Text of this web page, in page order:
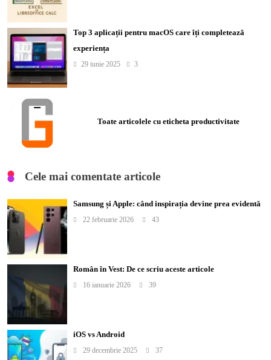
Top 3 aplicații pentru macOS care îți completează
experiența
29 iunie 2025 3
Toate articolele cu eticheta productivitate
Cele mai comentate articole
Samsung și Apple: când inspirația devine prea evidentă
22 februarie 2026 43
Român în Vest: De ce scriu aceste articole
16 ianuarie 2026 39
iOS vs Android
29 decembrie 2025 37